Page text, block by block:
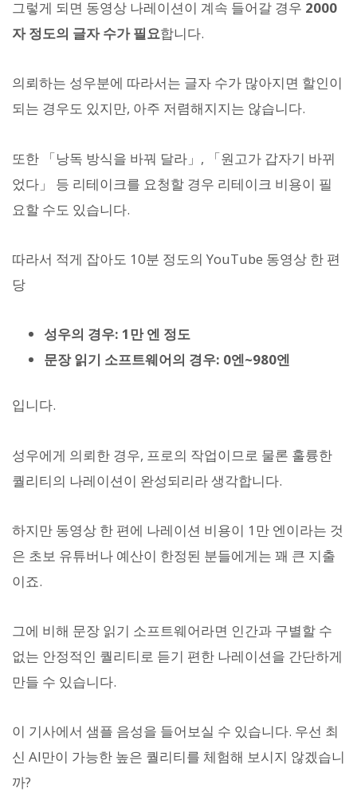
그렇게 되면 동영상 나레이션이 계속 들어갈 경우 2000
자 정도의 글자 수가 필요합니다.
의뢰하는 성우분에 따라서는 글자 수가 많아지면 할인이
되는 경우도 있지만, 아주 저렴해지지는 않습니다.
또한 「낭독 방식을 바꿔 달라」, 「원고가 갑자기 바뀌
었다」 등 리테이크를 요청할 경우 리테이크 비용이 필
요할 수도 있습니다.
따라서 적게 잡아도 10분 정도의 YouTube 동영상 한 편
당
성우의 경우: 1만 엔 정도
문장 읽기 소프트웨어의 경우: 0엔~980엔
입니다.
성우에게 의뢰한 경우, 프로의 작업이므로 물론 훌륭한
퀄리티의 나레이션이 완성되리라 생각합니다.
하지만 동영상 한 편에 나레이션 비용이 1만 엔이라는 것
은 초보 유튜버나 예산이 한정된 분들에게는 꽤 큰 지출
이죠.
그에 비해 문장 읽기 소프트웨어라면 인간과 구별할 수
없는 안정적인 퀄리티로 듣기 편한 나레이션을 간단하게
만들 수 있습니다.
이 기사에서 샘플 음성을 들어보실 수 있습니다. 우선 최
신 AI만이 가능한 높은 퀄리티를 체험해 보시지 않겠습니
까?